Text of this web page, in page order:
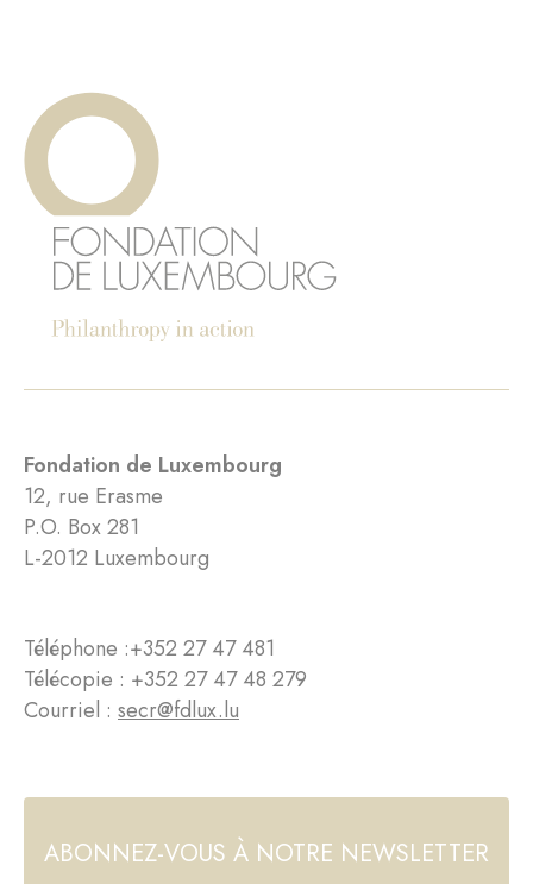
Fondation de Luxembourg
12, rue Erasme
P.O. Box 281
L-2012 Luxembourg
Téléphone :+352 27 47 481
Télécopie : +352 27 47 48 279
Courriel : secr@fdlux.lu
ABONNEZ-VOUS À NOTRE NEWSLETTER